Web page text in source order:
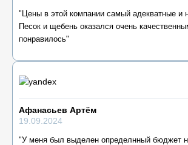
"Цены в этой компании самый адекватные и
Песок и щебень оказался очень
понравилось"
Афанасьев Артём
19.09.2024
"У меня был выделен определнный бюджет